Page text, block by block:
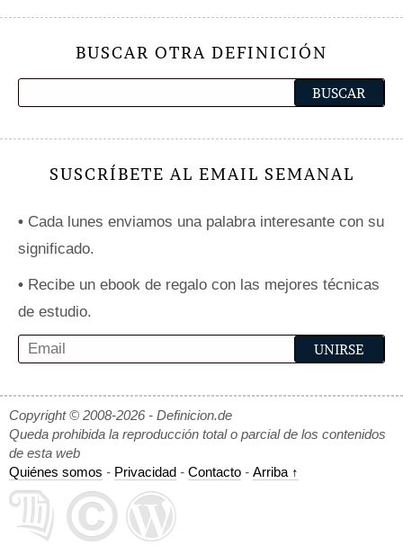
BUSCAR OTRA DEFINICIÓN
SUSCRÍBETE AL EMAIL SEMANAL
• Cada lunes enviamos una palabra interesante con su
significado.
• Recibe un ebook de regalo con las mejores técnicas
de estudio.
Copyright © 2008-2026 - Definicion.de
Queda prohibida la reproducción total o parcial de los contenidos
de esta web
Quiénes somos - Privacidad - Contacto - Arriba ↑